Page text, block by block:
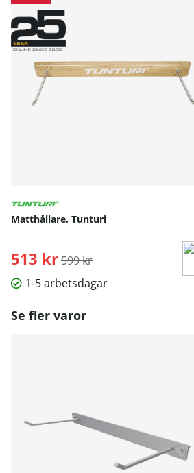
Matthållare, Tunturi
513 kr Ordinarie pris:
599 kr
1-5 arbetsdagar
Se fler varor